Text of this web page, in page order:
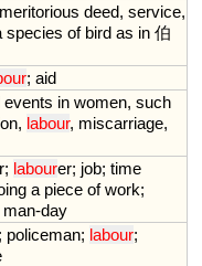
meritorious deed, service,
species of bird as in 伯
; aid
events in women, such
, labour, miscarriage,
; labourer; job; time
a piece of work;
man-day
; policeman; labour;